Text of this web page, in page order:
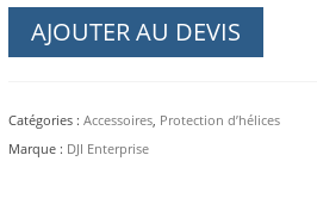
(paire)
AJOUTER AU DEVIS
Catégories : Accessoires, Protection d’hélices
Marque : DJI Enterprise